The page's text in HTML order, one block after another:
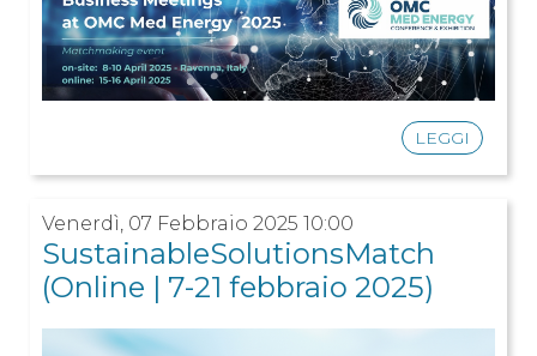
LEGGI
Venerdì, 07 Febbraio 2025 10:00
SustainableSolutionsMatch
(Online | 7-21 febbraio 2025)